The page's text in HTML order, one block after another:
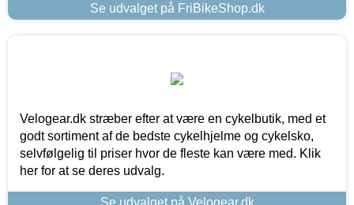
Se udvalget på FriBikeShop.dk
Velogear.dk stræber efter at være en cykelbutik, med et
godt sortiment af de bedste cykelhjelme og cykelsko,
selvfølgelig til priser hvor de fleste kan være med. Klik
her for at se deres udvalg.
Se udvalget på Velogear.dk